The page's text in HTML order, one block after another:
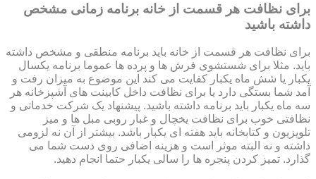
برای نظافت هر قسمت از خانه برنامه زمانی مشخص
داشته باشید
برای نظافت هر قسمت از خانه باید برنامه منطقی و مشخص داشته
باید. مثلا برای شستشوی فرش ها و پرده ها عموما برنامه یکسال
یکبار یا شش ماه یکبار کفایت می کند این موضوع به میزان رفت و
آمد شما بستگی دارد یا برای نظافت داخل کابینت های آشپزخانه هر
سه ماه یکبار باید برنامه داشته باشید. پیشنهاد یک شرکت خدماتی و
نظافتی خوب برای نظافت یخچال و غبار روبی مبل ها و میز
تلویزیون و کتابخانه باید هفته ای یکبار باشد. بیشتر از آن نه لزومی
داشته و نه البته موثر است و هزینه اضافی روی دست شما می
گذارد. تمیز کردن پنجره ها را سالی یکبار حتما انجام دهید.